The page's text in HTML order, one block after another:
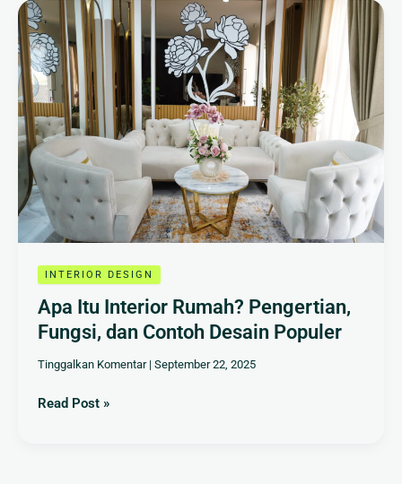
INTERIOR DESIGN
Apa Itu Interior Rumah? Pengertian,
Fungsi, dan Contoh Desain Populer
Tinggalkan Komentar | September 22, 2025
Apa
Itu
Interior
Rumah?
Pengertian,
Fungsi,
dan
Contoh
Desain
Populer
Read Post »